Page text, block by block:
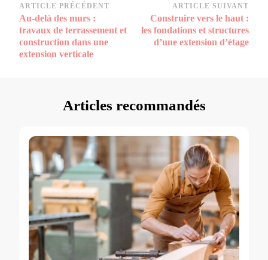
Navigation
d’article
ARTICLE PRÉCÉDENT
Au-delà des murs :
travaux de terrassement et
construction dans une
extension verticale
ARTICLE SUIVANT
Construire vers le haut :
les fondations et structures
d’une extension d’étage
Articles recommandés